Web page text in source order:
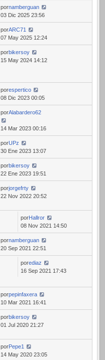
pornamberguan
03 Dic 2025 23:56
porARC71
07 May 2025 12:24
porbikersoy
15 May 2024 14:12
porespertico
08 Dic 2023 00:05
porAlabardero62
14 Mar 2023 00:16
porUPz
30 Ene 2023 13:07
porbikersoy
22 Ene 2023 19:51
porjorgefrty
22 Nov 2022 20:52
porHallror
08 Nov 2021 14:50
pornamberguan
20 Sep 2021 22:51
porediaz
16 Sep 2021 17:43
porpepinfaxera
10 Mar 2021 16:41
porbikersoy
01 Jul 2020 21:27
porPepe1
14 May 2020 23:05